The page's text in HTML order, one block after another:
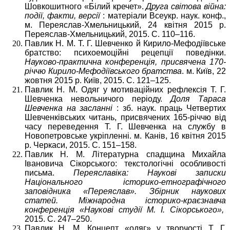
Шовкошитного «Білий кречет».Друга світова війна:
події, факти, версії : матеріали Всеукр. наук. конф.,
м. Переяслав-Хмельницький, 24 квітня 2015 р.
Переяслав-Хмельницький, 2015. С. 110–116.
Павлик Н. М. Т. Г. Шевченко й Кирило-Мефодіївське
братство: психоемоційні рецепції поведінки.
Науково-практична конференція, присвячена 170-
річчю Кирило-Мефодіївського братства. м. Київ, 22
жовтня 2015 р. Київ, 2015. С. 121–125.
Павлик Н. М. Одяг у мотиваційних рефлексія Т. Г.
Шевченка невольничого періоду.Доля Тараса
Шевченка на засланні : зб. наук. праць Четвертих
Шевченківських читань, присвячених 165-річчю від
часу переведення Т. Г. Шевченка на службу в
Новопетровське укріпленні. м. Канів, 16 квітня 2015
р. Черкаси, 2015. С. 151–158.
Павлик Н. М. Літературна спадщина Михайла
Івановича Сікорського: текстологічні особливості
письма. Переяславіка: Наукові записки
Національного історико-етнографічного
заповідника «Переяслав». Збірник наукових
статей. Міжнародна історико-краєзнавча
конференція «Наукові студії М. І. Сікорського»,
2015. С. 247–250.
Павлик Н. М. Концепт «одяг» у творчості Т. Г.